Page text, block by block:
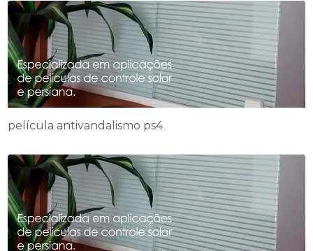
película antivandalismo ps4